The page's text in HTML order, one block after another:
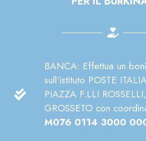
BANCA: Effettua un
sull’istituto POSTE
PIAZZA F.LLI
GROSSETO con
M076 0114 3000